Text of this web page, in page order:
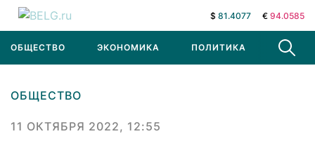
$ 81.4077 € 94.0585
ОБЩЕСТВО ЭКОНОМИКА ПОЛИТИКА В МИРЕ
ОБЩЕСТВО
11 ОКТЯБРЯ 2022, 12:55